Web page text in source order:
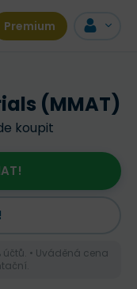
Premium
(MMAT)
koupit
účtů. • Uváděná cena